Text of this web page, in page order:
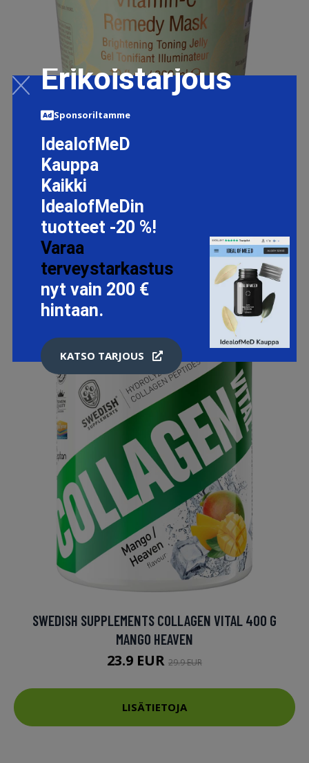
VITAMIN-C REMEDY MASK, 300 ML PIXI KASVONAAMIO
LISÄTIETOJA
SWEDISH SUPPLEMENTS COLLAGEN VITAL 400 G
MANGO HEAVEN
23.9 EUR 29.9 EUR
LISÄTIETOJA
Erikoistarjous
Sponsoriltamme
IdealofMeD
Kauppa
Kaikki
IdealofMeDin
tuotteet -20 %!
Varaa
terveystarkastus
nyt vain 200 €
hintaan.
KATSO TARJOUS